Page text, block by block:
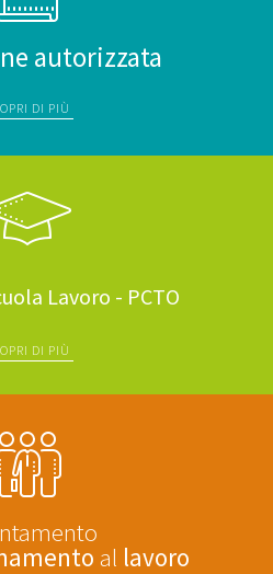
autorizzata
DI PIÙ
Lavoro - PCTO
DI PIÙ
al lavoro